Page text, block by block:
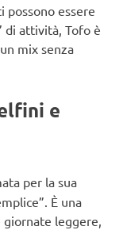
essere
di attività, Tofo è
mix senza
e
per la sua
È una
leggere,